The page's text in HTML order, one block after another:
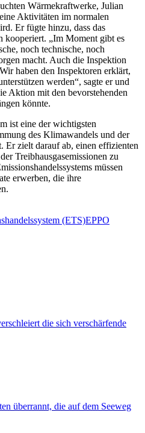
Wärmekraftwerke, Julian
Aktivitäten im normalen
Er fügte hinzu, dass das
kooperiert. „Im Moment gibt es
noch technische, noch
macht. Auch die Inspektion
haben den Inspektoren erklärt,
werden“, sagte er und
Aktion mit den bevorstehenden
könnte.
ist eine der wichtigsten
des Klimawandels und der
Er zielt darauf ab, einen effizienten
Treibhausgasemissionen zu
müssen
erwerben, die ihre
(ETS)EPPO
die sich verschärfende
überrannt, die auf dem Seeweg